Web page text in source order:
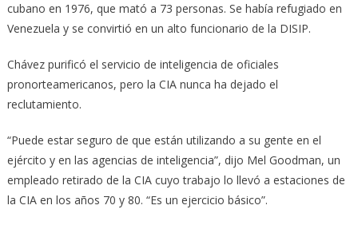
cubano en 1976, que mató a 73 personas. Se había refugiado en
Venezuela y se convirtió en un alto funcionario de la DISIP.
Chávez purificó el servicio de inteligencia de oficiales
pronorteamericanos, pero la CIA nunca ha dejado el
reclutamiento.
“Puede estar seguro de que están utilizando a su gente en el
ejército y en las agencias de inteligencia”, dijo Mel Goodman, un
empleado retirado de la CIA cuyo trabajo lo llevó a estaciones de
la CIA en los años 70 y 80. “Es un ejercicio básico”.